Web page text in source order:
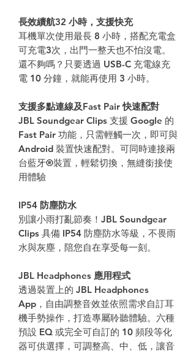
長效續航32 小時，支援快充
耳機單次使用最長 8 小時，搭配充電盒
可充電3次，出門一整天也不怕沒電。
還不夠嗎？只要透過 USB-C 充電線充
電 10 分鐘，就能再使用 3 小時。
支援多點連線及Fast Pair 快速配對
JBL Soundgear Clips 支援 Google 的
Fast Pair 功能，只需輕觸一次，即可與
Android 裝置快速配對。可同時連接兩
台藍牙®裝置，輕鬆切換，無縫銜接使
用體驗
IP54 防塵防水
別讓小雨打亂節奏！JBL Soundgear
Clips 具備 IP54 防塵防水等級，不畏雨
水與灰塵，陪您自在享受每一刻。
JBL Headphones 應用程式
透過裝置上的 JBL Headphones
App，自由調整音效並依照需求自訂耳
機手勢操作，打造專屬聆聽體驗。六種
預設 EQ 或完全可自訂的 10 頻段等化
器可供選擇，可調整高、中、低，讓音